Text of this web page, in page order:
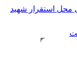
محل استقرار شهید